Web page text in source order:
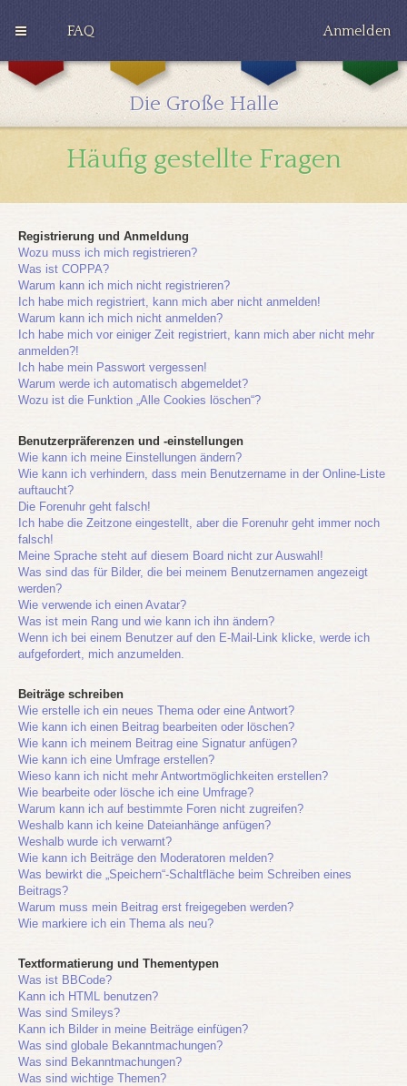
FAQ Anmelden
G
i
H
u
e
u
f
R
n
l
a
Die Große Halle
Häufig gestellte Fragen
Registrierung und Anmeldung
Wozu muss ich mich registrieren?
Was ist COPPA?
Warum kann ich mich nicht registrieren?
Ich habe mich registriert, kann mich aber nicht anmelden!
Warum kann ich mich nicht anmelden?
Ich habe mich vor einiger Zeit registriert, kann mich aber nicht mehr
anmelden?!
Ich habe mein Passwort vergessen!
Warum werde ich automatisch abgemeldet?
Wozu ist die Funktion „Alle Cookies löschen“?
Benutzerpräferenzen und -einstellungen
Wie kann ich meine Einstellungen ändern?
Wie kann ich verhindern, dass mein Benutzername in der Online-Liste
auftaucht?
Die Forenuhr geht falsch!
Ich habe die Zeitzone eingestellt, aber die Forenuhr geht immer noch
falsch!
Meine Sprache steht auf diesem Board nicht zur Auswahl!
Was sind das für Bilder, die bei meinem Benutzernamen angezeigt
werden?
Wie verwende ich einen Avatar?
Was ist mein Rang und wie kann ich ihn ändern?
Wenn ich bei einem Benutzer auf den E-Mail-Link klicke, werde ich
aufgefordert, mich anzumelden.
Beiträge schreiben
Wie erstelle ich ein neues Thema oder eine Antwort?
Wie kann ich einen Beitrag bearbeiten oder löschen?
Wie kann ich meinem Beitrag eine Signatur anfügen?
Wie kann ich eine Umfrage erstellen?
Wieso kann ich nicht mehr Antwortmöglichkeiten erstellen?
Wie bearbeite oder lösche ich eine Umfrage?
Warum kann ich auf bestimmte Foren nicht zugreifen?
Weshalb kann ich keine Dateianhänge anfügen?
Weshalb wurde ich verwarnt?
Wie kann ich Beiträge den Moderatoren melden?
Was bewirkt die „Speichern“-Schaltfläche beim Schreiben eines
Beitrags?
Warum muss mein Beitrag erst freigegeben werden?
Wie markiere ich ein Thema als neu?
Textformatierung und Thementypen
Was ist BBCode?
Kann ich HTML benutzen?
Was sind Smileys?
Kann ich Bilder in meine Beiträge einfügen?
Was sind globale Bekanntmachungen?
Was sind Bekanntmachungen?
Was sind wichtige Themen?